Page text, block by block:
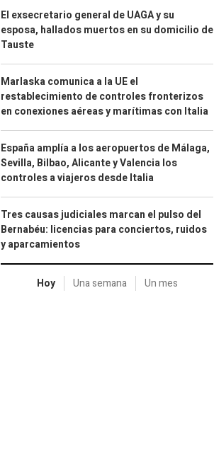
El exsecretario general de UAGA y su
esposa, hallados muertos en su domicilio de
Tauste
Marlaska comunica a la UE el
restablecimiento de controles fronterizos
en conexiones aéreas y marítimas con Italia
España amplía a los aeropuertos de Málaga,
Sevilla, Bilbao, Alicante y Valencia los
controles a viajeros desde Italia
Tres causas judiciales marcan el pulso del
Bernabéu: licencias para conciertos, ruidos
y aparcamientos
Hoy Una semana Un mes